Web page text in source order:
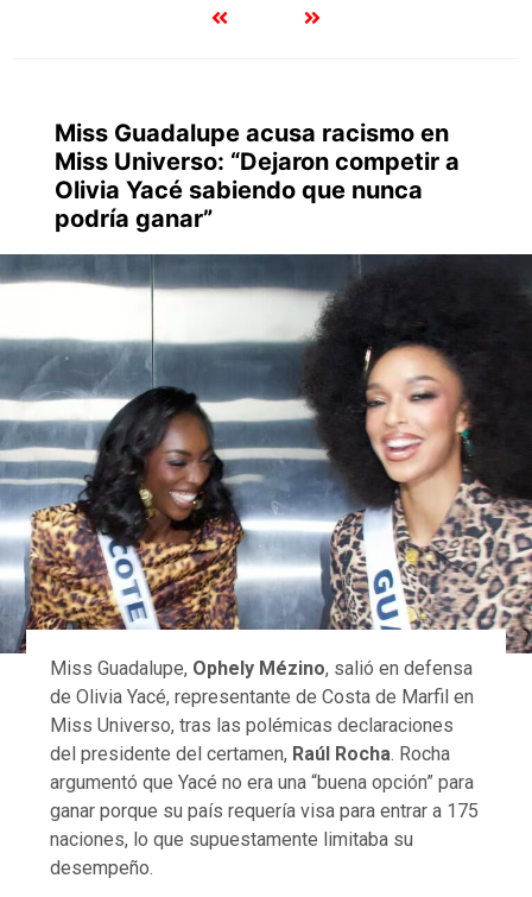
Miss Guadalupe acusa racismo en
Miss Universo: “Dejaron competir a
Olivia Yacé sabiendo que nunca
podría ganar”
Miss Guadalupe, Ophely Mézino, salió en defensa
de Olivia Yacé, representante de Costa de Marfil en
Miss Universo, tras las polémicas declaraciones
del presidente del certamen, Raúl Rocha. Rocha
argumentó que Yacé no era una “buena opción” para
ganar porque su país requería visa para entrar a 175
naciones, lo que supuestamente limitaba su
desempeño.